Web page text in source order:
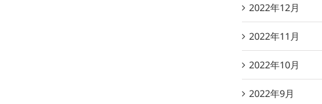
2022年12月
2022年11月
2022年10月
2022年9月